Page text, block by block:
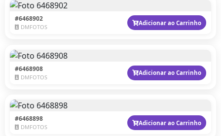
#6468902
DMFOTOS
Adicionar ao Carrinho
#6468908
DMFOTOS
Adicionar ao Carrinho
#6468898
DMFOTOS
Adicionar ao Carrinho